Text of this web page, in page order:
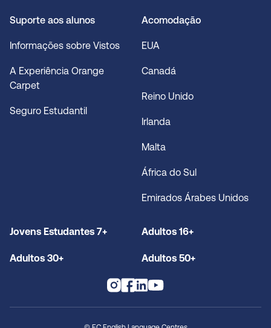
Suporte aos alunos
Informações sobre Vistos
A Experiência Orange
Carpet
Seguro Estudantil
Acomodação
EUA
Canadá
Reino Unido
Irlanda
Malta
África do Sul
Emirados Árabes Unidos
Jovens Estudantes 7+ Adultos 16+
Adultos 30+ Adultos 50+